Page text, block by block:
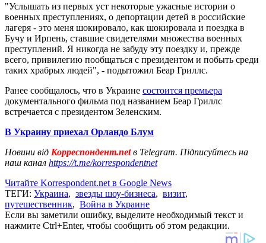
"Услышать из первых уст некоторые ужасные истории о
военных преступлениях, о депортации детей в российские
лагеря - это меня шокировало, как шокировала и поездка в
Бучу и Ирпень, ставшие свидетелями множества военных
преступлений. Я никогда не забуду эту поездку и, прежде
всего, привилегию пообщаться с президентом и побыть среди
таких храбрых людей", - подытожил Беар Гриллс.
Ранее сообщалось, что в Украине состоится премьера
документального фильма под названием Беар Гриллс
встречается с президентом Зеленским.
В Украину приехал Орландо Блум
Новини від Корреспондент.netв Telegram. Підписуйтесь на
наш канал https://t.me/korrespondentnet
Читайте Korrespondent.net в Google News
ТЕГИ: Украина, звезды шоу-бизнеса, визит,
путешественник, Война в Украине
Если вы заметили ошибку, выделите необходимый текст и
нажмите Ctrl+Enter, чтобы сообщить об этом редакции.